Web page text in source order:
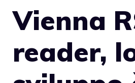
Vienna
reader,